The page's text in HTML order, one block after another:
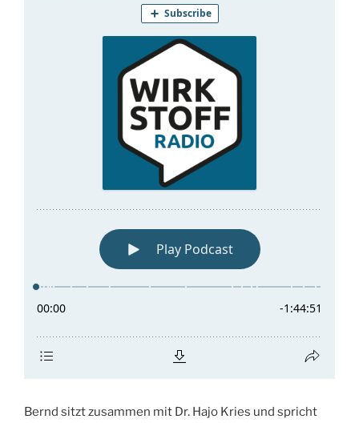
Bernd sitzt zusammen mit Dr. Hajo Kries und spricht